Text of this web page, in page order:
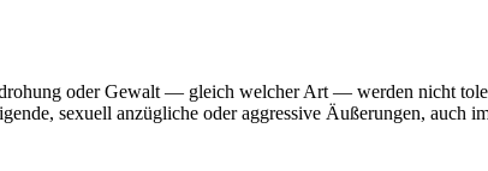
oder Gewalt — gleich welcher Art — werden nicht
sexuell anzügliche oder aggressive Äußerungen, auch